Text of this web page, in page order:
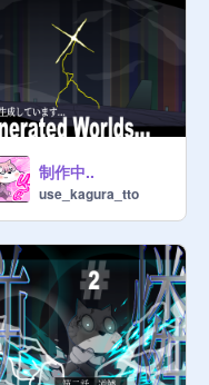
制作中..
use_kagura_tto